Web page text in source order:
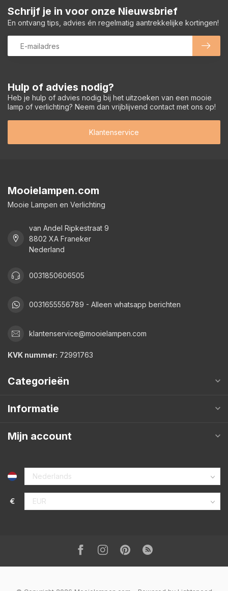
Hulp of advies nodig?
Heb je hulp of advies nodig bij het uitzoeken van een mooie
lamp of verlichting? Neem dan vrijblijvend contact met ons op!
Klantenservice
Schrijf je in voor onze Nieuwsbrief
En ontvang tips, advies én regelmatig aantrekkelijke kortingen!
Mooielampen.com
Mooie Lampen en Verlichting
van Andel Ripkestraat 9
8802 XA Franeker
Nederland
0031850606505
0031655556789 - Alleen whatsapp berichten
klantenservice@mooielampen.com
KVK nummer: 72991763
Categorieën
Informatie
Mijn account
€